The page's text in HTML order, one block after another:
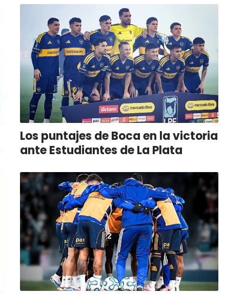
Los puntajes de Boca en la victoria
ante Estudiantes de La Plata